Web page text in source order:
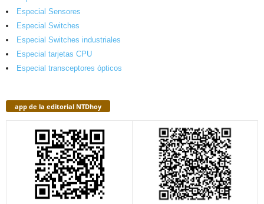
Especial Sensores
Especial Switches
Especial Switches industriales
Especial tarjetas CPU
Especial transceptores ópticos
app de la editorial NTDhoy